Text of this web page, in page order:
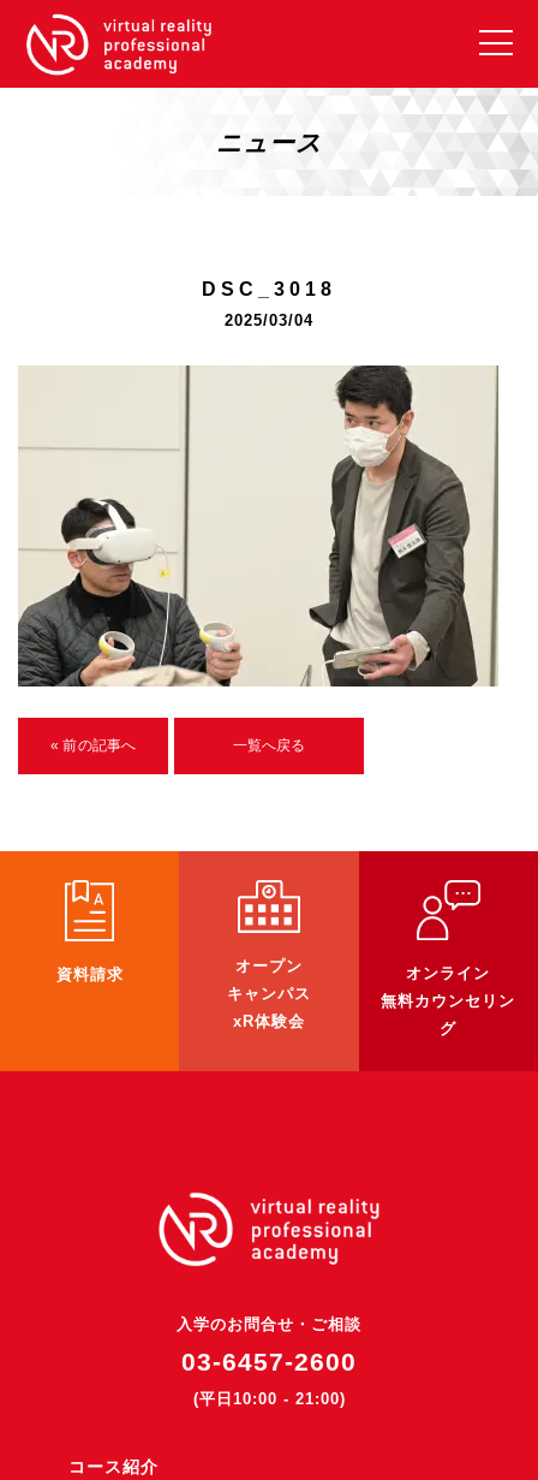
VRアカデミーとは
【2026年10月】ARエキスパートコース
【2026年10月】XRプロフェッショナル
《SDGs》
U-15メタバースプログラミング講座
入学案内
受講生紹介
イベント
ブログ
企業向け
《3DGS》
3DGSスキャンサービス
《最新プロダクト》
超体験★販促システム『XR Showcase Hub』2025年4月発売
バーチャルイベントプラットフォーム『MetaLiveStage』2025年
3D空間キャプチャーアプリ『Qoocan』
製造現場を革新する！『XR Worksupport Hub』開発中
ニュース
DSC_3018
2025/03/04
« 前の記事へ 一覧へ戻る
資料請求
オープン
キャンパス
xR体験会
オンライン
無料カウンセリン
グ
入学のお問合せ・ご相談
03-6457-2600
(平日10:00 - 21:00)
コース紹介